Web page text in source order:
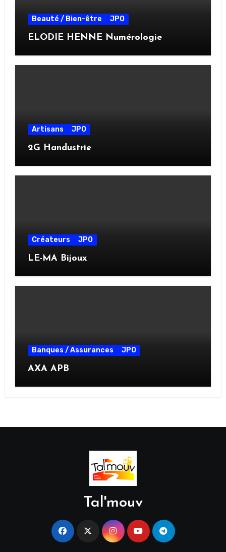
Beauté / Bien-être JPO
ELODIE HENNE Numérologie
Artisans JPO
2G Handustrie
Créateurs JPO
LE-MA Bijoux
Banques / Assurances JPO
AXA APB
Tal'mouv